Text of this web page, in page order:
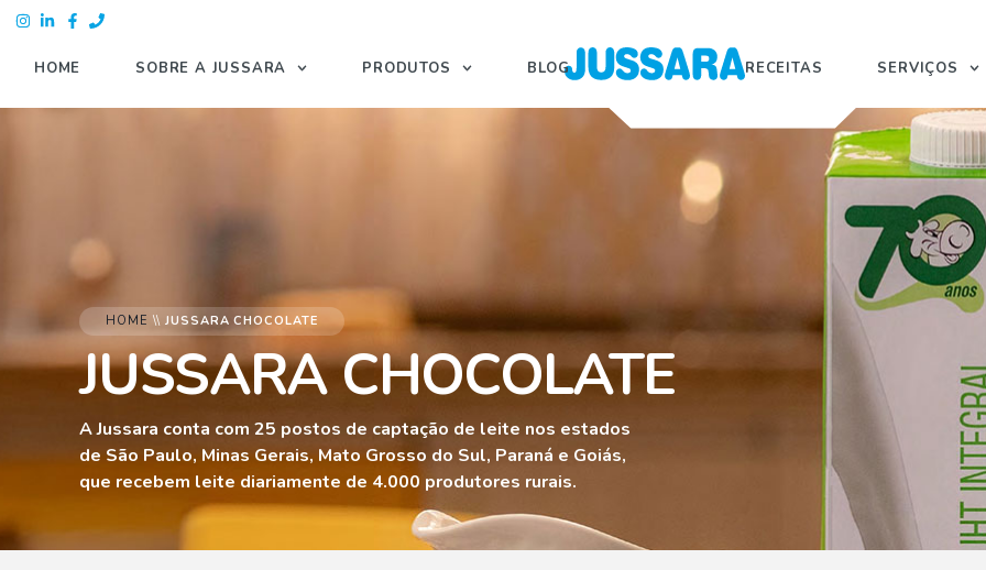
HOME SOBRE A JUSSARA PRODUTOS BLOG RECEITAS SERVIÇOS
JUSSARA CHOCOLATE
HOME \\JUSSARA CHOCOLATE
A Jussara conta com 25 postos de captação de leite nos estados
de São Paulo, Minas Gerais, Mato Grosso do Sul, Paraná e Goiás,
que recebem leite diariamente de 4.000 produtores rurais.